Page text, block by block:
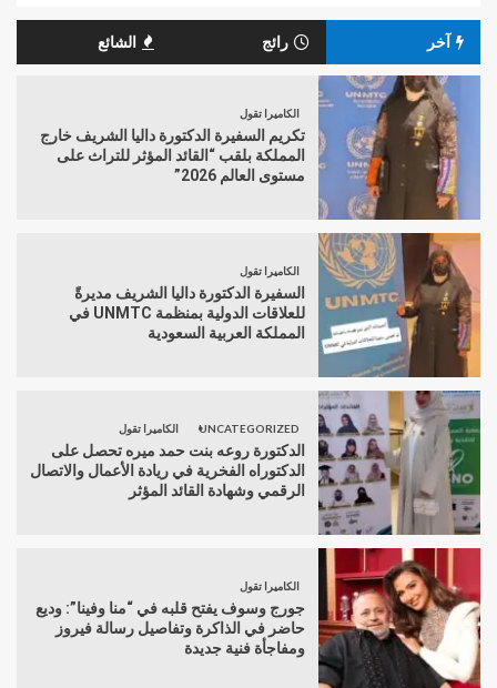
آخر رائج الشائع
الكاميرا تقول
تكريم السفيرة الدكتورة داليا الشريف خارج
المملكة بلقب “القائد المؤثر للتراث على
مستوى العالم 2026”
الكاميرا تقول
السفيرة الدكتورة داليا الشريف مديرةً
للعلاقات الدولية بمنظمة UNMTC في
المملكة العربية السعودية
UNCATEGORIZED الكاميرا تقول
الدكتورة روعه بنت حمد ميره تحصل على
الدكتوراه الفخرية في ريادة الأعمال والاتصال
الرقمي وشهادة القائد المؤثر
الكاميرا تقول
جورج وسوف يفتح قلبه في “منا وفينا”: وديع
حاضر في الذاكرة وتفاصيل رسالة فيروز
ومفاجأة فنية جديدة